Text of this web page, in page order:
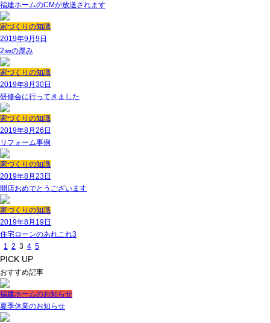
福建ホームのCMが放送されます
家づくりの知識
2019年9月9日
2㎜の厚み
家づくりの知識
2019年8月30日
研修会に行ってきました
家づくりの知識
2019年8月26日
リフォーム事例
家づくりの知識
2019年8月23日
開店おめでとうございます
家づくりの知識
2019年8月19日
住宅ローンのあれこれ3
1 2 3 4 5
PICK UP
おすすめ記事
福建ホームのお知らせ
夏季休業のお知らせ